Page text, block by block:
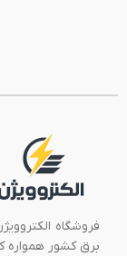
فروشگاه
برق کشور همواره